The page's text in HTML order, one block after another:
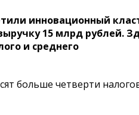
инновационный
15 млрд рублей.
и среднего
больше четверти